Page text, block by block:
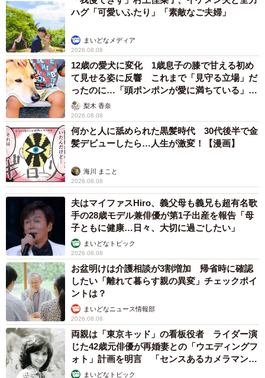
亡くなる2日前。後ろ足がほとんど動かないが、自分で水を飲むジャッ
ク。
Aさんは、このころにはすでにジャック君の死は怖くないと
いう自信のようなものが出てきました。しかし、ジャック
君の病気は進行していました。ある日から、変な鳴き方を
して暗いところに籠るようになりました。そしてついに、
何も食べなくなり、じっとうずくまっているようになり、
その翌日には歩けなくなりました。さらにその次の日には
痙攣発作がありました。
Aさんは当院のHPにある「猫が安全に天国に行く方法」と
いう看取りマニュアルを熟読されていたので、この発作も
想定内でした。次の日、その次の日にもまた痙攣がありま
した。でも、お水を飲んだり、トイレまでは這いつくばっ
て行こうとしていました。次の日には身体を動かすことが
ハグ「可愛いふたり」「素敵なご夫婦」
まいどなメディア
2026.08.08
12歳の愛犬に変化 1歳息子の膝で甘える初め
て見せる姿に反響 これまで「見守る立場」だ
ったのに…「頭ポンポンが愛に満ちている」
「尊…」
梨木 香奈
2026.08.08
何かと人に舐められた黒髪時代 30代後半で金
髪デビューしたら…人生が激変！【漫画】
海川 まこと
2026.08.08
夫はマイファスHiro、義父母も義兄も超有名歌
手の28歳モデル兼俳優が第1子出産を報告「母
子ともに健康…日々、大切に過ごしたい」
まいどなトピック
2026.08.08
お盆明けは介護相談が3割増加 帰省時に確認
したい「離れて暮らす親の異変」チェックポイ
ントは？
まいどなニュース情報部
2026.08.08
両親は「東京キッド」の看板役者 ライダー演
じた42歳元俳優が再婚妻との「ウエディングフ
ォト」計画を明言 「センスあるカメラマン求
む」まいどなトピック